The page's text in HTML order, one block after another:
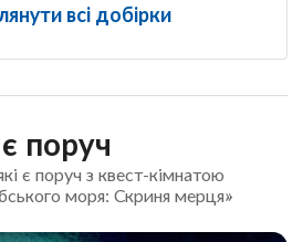
всі добірки
поруч
є поруч з квест-кімнатою
моря: Скриня мерця»